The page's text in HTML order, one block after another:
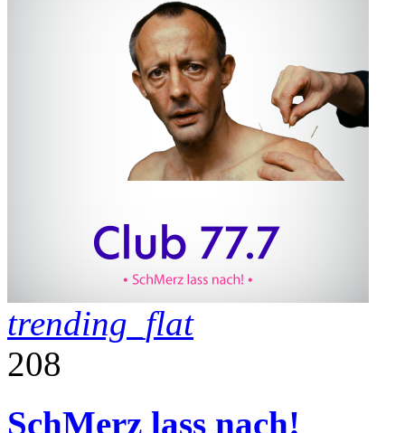
trending_flat
208
SchMerz lass nach!